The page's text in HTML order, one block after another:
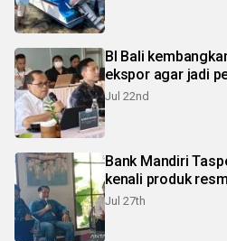
BI Bali
ekspor agar jadi
Jul 22nd
Bank Mandiri
kenali produk
Jul 27th